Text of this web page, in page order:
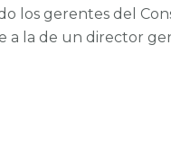
los gerentes del
la de un director